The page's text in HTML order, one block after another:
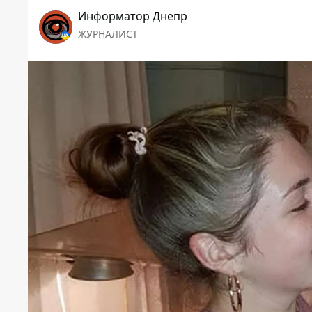
Информатор Днепр
ЖУРНАЛИСТ